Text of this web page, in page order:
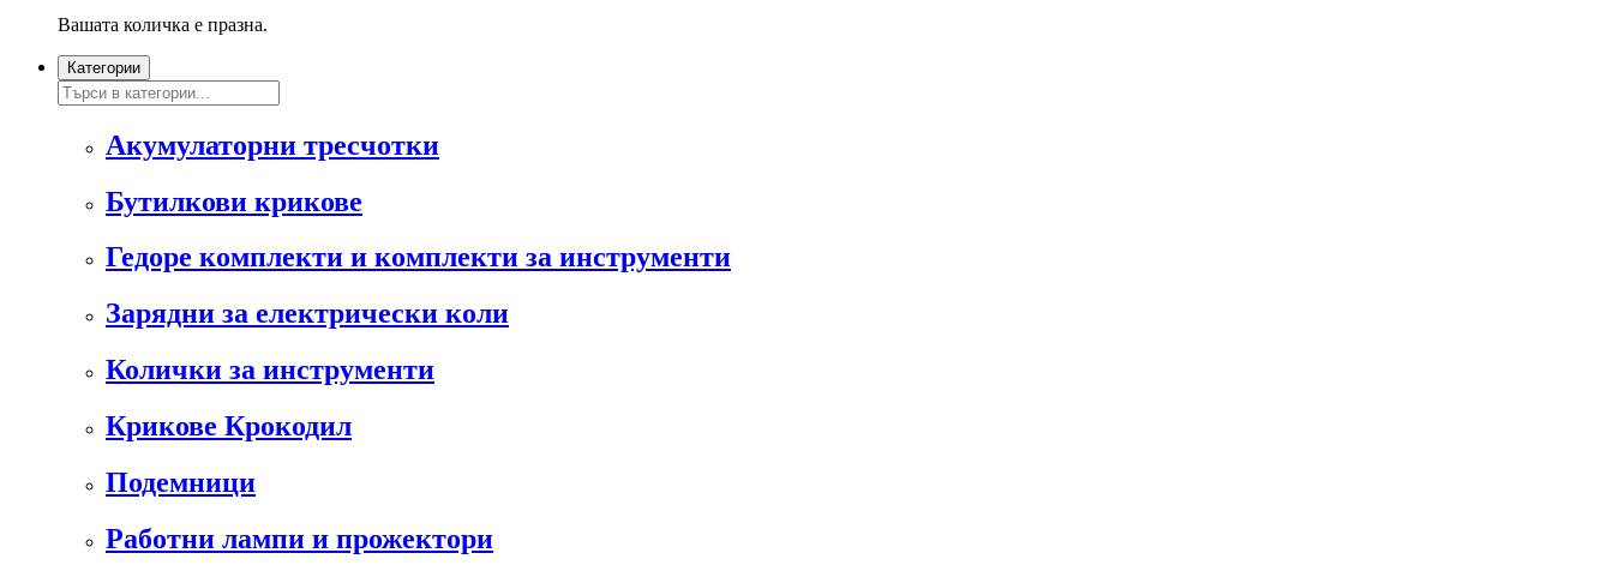
Вашата количка е празна.
Категории
Акумулаторни тресчотки
Бутилкови крикове
Гедоре комплекти и комплекти за инструменти
Зарядни за електрически коли
Колички за инструменти
Крикове Крокодил
Подемници
Работни лампи и прожектори